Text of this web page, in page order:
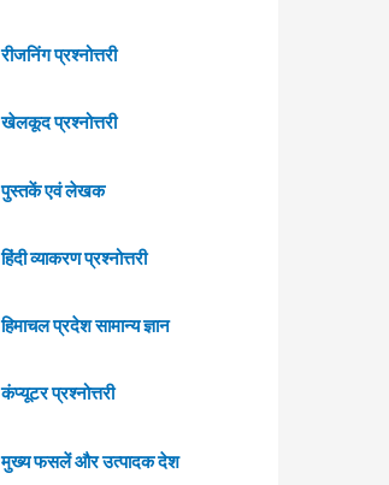
रीजनिंग प्रश्नोत्तरी
खेलकूद प्रश्नोत्तरी
पुस्तकें एवं लेखक
हिंदी व्याकरण प्रश्नोत्तरी
हिमाचल प्रदेश सामान्य ज्ञान
कंप्यूटर प्रश्नोत्तरी
मुख्य फसलें और उत्पादक देश